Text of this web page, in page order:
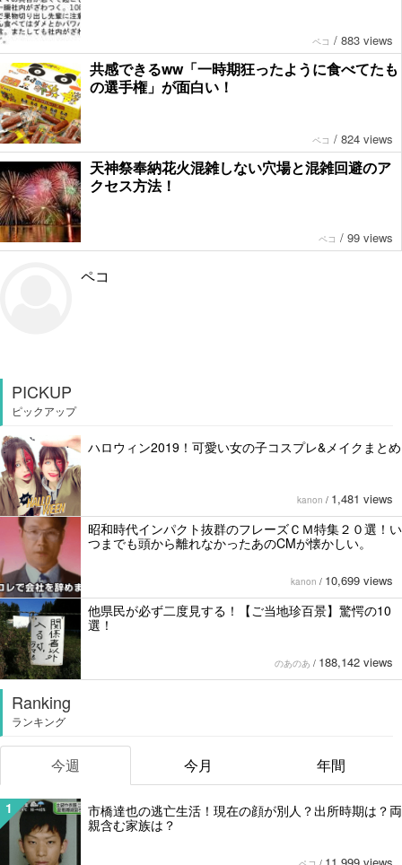
ペコ / 883 views
共感できるww「一時期狂ったように食べてたも
の選手権」が面白い！
ペコ / 824 views
天神祭奉納花火混雑しない穴場と混雑回避のア
クセス方法！
ペコ / 99 views
ペコ
PICKUP
ピックアップ
ハロウィン2019！可愛い女の子コスプレ&メイクまとめ
kanon / 1,481 views
昭和時代インパクト抜群のフレーズＣＭ特集２０選！い
つまでも頭から離れなかったあのCMが懐かしい。
kanon / 10,699 views
他県民が必ず二度見する！【ご当地珍百景】驚愕の10
選！
のあのあ / 188,142 views
Ranking
ランキング
今週 今月 年間
1
市橋達也の逃亡生活！現在の顔が別人？出所時期は？両
親含む家族は？